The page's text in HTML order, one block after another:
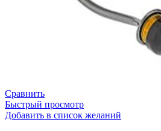
Сравнить
Быстрый просмотр
Добавить в список желаний